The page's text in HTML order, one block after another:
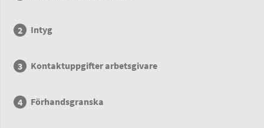
Intyg
Kontaktuppgifter arbetsgivare
Förhandsgranska